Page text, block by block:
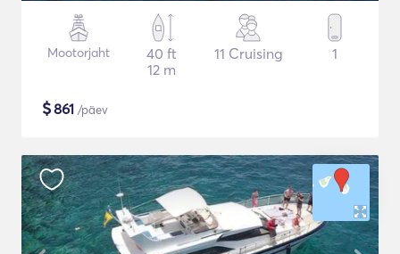
Mootorjaht
40 ft
12 m
11 Cruising 1
$861 /päev